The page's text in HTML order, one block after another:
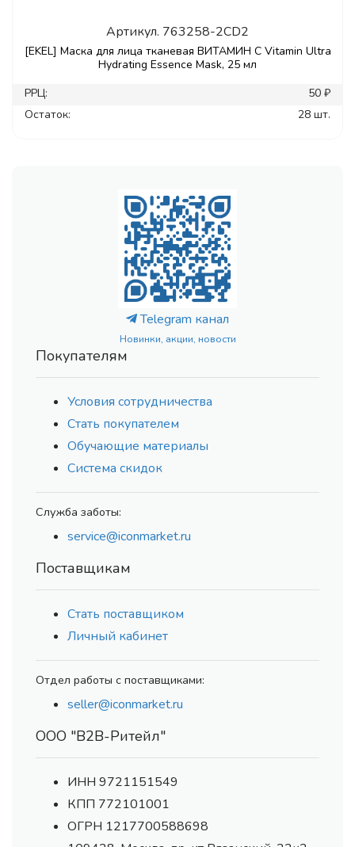
Артикул. 763258-2CD2
[EKEL] Маска для лица тканевая ВИТАМИН С Vitamin Ultra
Hydrating Essence Mask, 25 мл
РРЦ:
50 ₽
Остаток:
28 шт.
Telegram канал
Новинки, акции, новости
Покупателям
Условия сотрудничества
Стать покупателем
Обучающие материалы
Система скидок
Служба заботы:
service@iconmarket.ru
Поставщикам
Стать поставщиком
Личный кабинет
Отдел работы с поставщиками:
seller@iconmarket.ru
ООО "В2В-Ритейл"
ИНН 9721151549
КПП 772101001
ОГРН 1217700588698